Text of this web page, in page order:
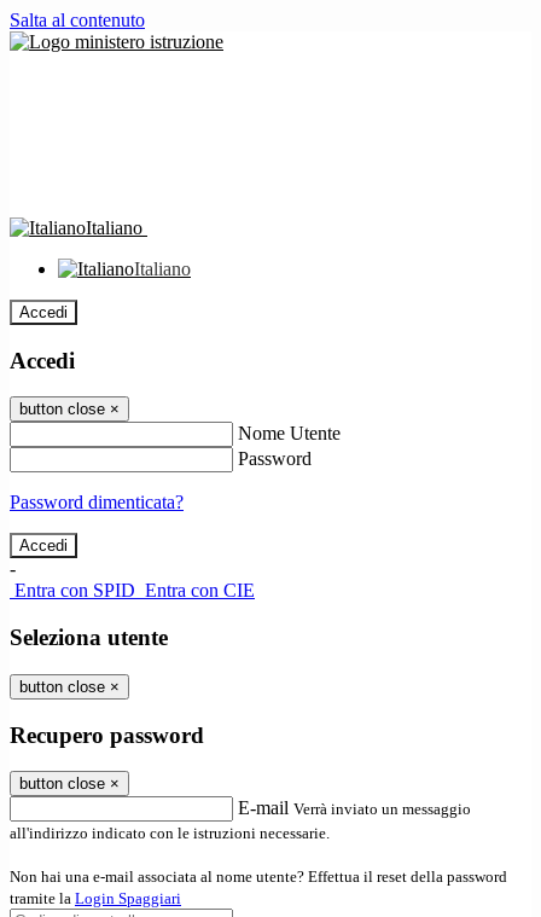
Salta al contenuto
Italiano
Italiano
Accedi
Accedi
button close ×
Nome Utente
Password
Password dimenticata?
-
Entra con SPID Entra con CIE
Seleziona utente
button close ×
Recupero password
button close ×
E-mail Verrà inviato un messaggio
all'indirizzo indicato con le istruzioni necessarie.
Non hai una e-mail associata al nome utente? Effettua il reset della password
tramite la Login Spaggiari